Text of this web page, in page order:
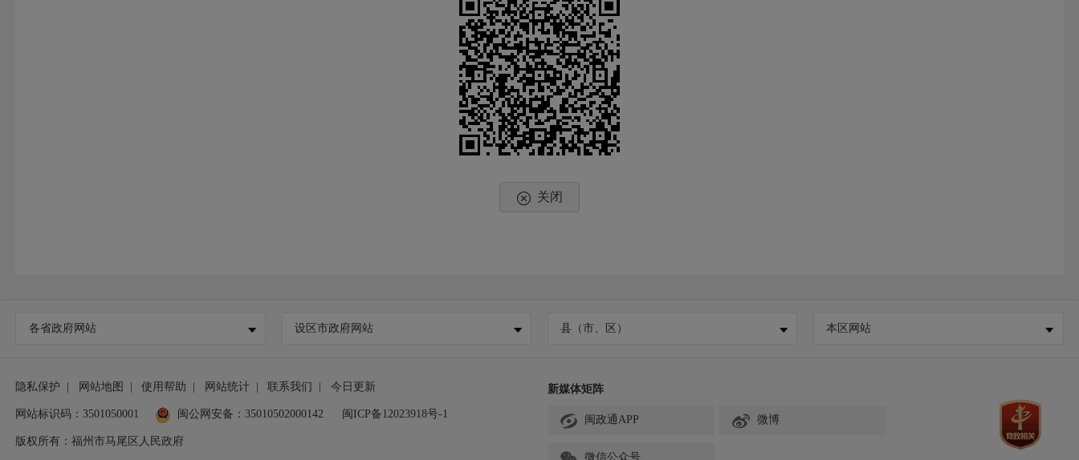
关闭
各省政府网站 设区市政府网站 县（市、区） 本区网站
隐私保护 网站地图 使用帮助 网站统计 联系我们 今日更新
网站标识码：3501050001 闽公网安备：35010502000142 闽ICP备12023918号-1
版权所有：福州市马尾区人民政府
新媒体矩阵
闽政通APP 微博
微信公众号